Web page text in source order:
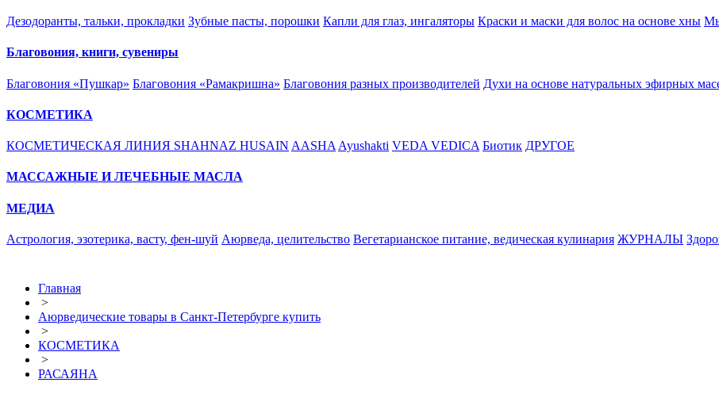
Дезодоранты, тальки, прокладки Зубные пасты, порошки Капли для глаз, ингаляторы Краски и маски для волос на основе хны
Благовония, книги, сувениры
Благовония «Пушкар» Благовония «Рамакришна» Благовония разных производителей Духи на основе натуральных эфирных
КОСМЕТИКА
КОСМЕТИЧЕСКАЯ ЛИНИЯ SHAHNAZ HUSAIN AASHA Ayushakti VEDA VEDICA Биотик ДРУГОЕ
МАССАЖНЫЕ И ЛЕЧЕБНЫЕ МАСЛА
МЕДИА
Астрология, эзотерика, васту, фен-шуй Аюрведа, целительство Вегетарианское питание, ведическая кулинария ЖУРНАЛЫ
Главная
>
Аюрведические товары в Санкт-Петербурге купить
>
КОСМЕТИКА
>
РАСАЯНА